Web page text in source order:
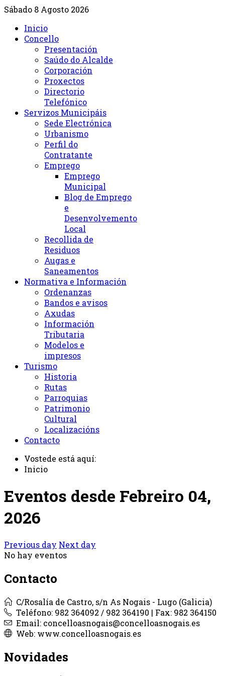
Sábado 8 Agosto 2026
Inicio
Concello
Presentación
Saúdo do Alcalde
Corporación
Proxectos
Directorio
Telefónico
Servizos Municipáis
Sede Electrónica
Urbanismo
Perfil do
Contratante
Emprego
Emprego
Municipal
Blog de Emprego
e
Desenvolvemento
Local
Recollida de
Residuos
Augas e
Saneamentos
Normativa e Información
Ordenanzas
Bandos e avisos
Axudas
Información
Tributaria
Modelos e
impresos
Turismo
Historia
Rutas
Parroquias
Patrimonio
Cultural
Localizacións
Contacto
Vostede está aquí:
Inicio
Eventos desde Febreiro 04,
2026
Previous day Next day
No hay eventos
Contacto
C/Rosalía de Castro, s/n As Nogais - Lugo (Galicia)
Teléfono: 982 364092 / 982 364190 | Fax: 982 364150
Email: concelloasnogais@concelloasnogais.es
Web: www.concelloasnogais.es
Novidades